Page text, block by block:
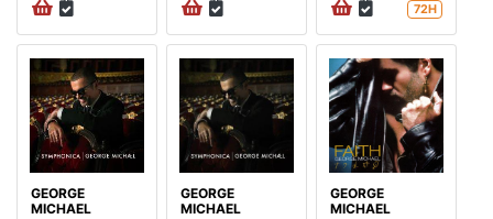
72H
GEORGE
MICHAEL
GEORGE
MICHAEL
GEORGE
MICHAEL